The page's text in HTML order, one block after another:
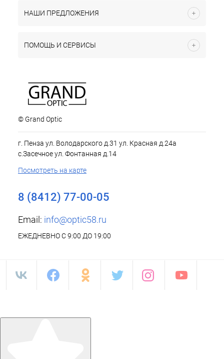
НАШИ ПРЕДЛОЖЕНИЯ
ПОМОЩЬ И СЕРВИСЫ
© Grand Optic
г. Пенза ул. Володарского д.31 ул. Красная д.24а
с.Засечное ул. Фонтанная д.14
Посмотреть на карте
8 (8412) 77-00-05
Email: info@optic58.ru
ЕЖЕДНЕВНО С 9:00 ДО 19:00